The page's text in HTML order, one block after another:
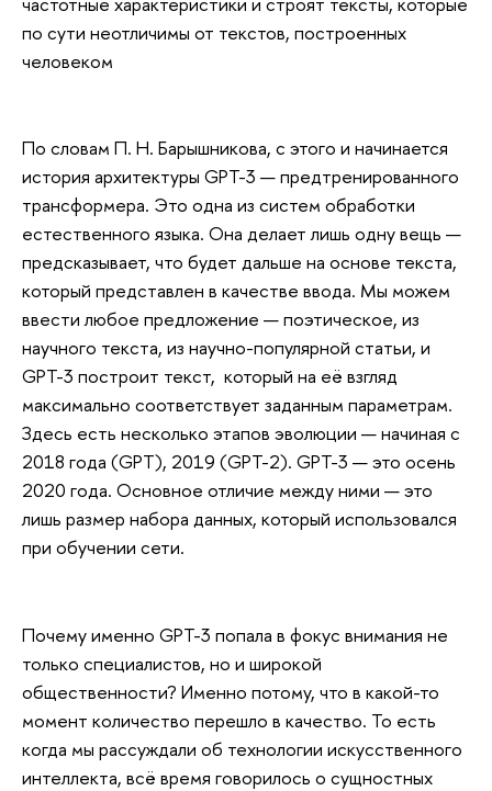
по сути неотличимы от текстов, построенных
человеком
По словам П. Н. Барышникова, с этого и начинается
история архитектуры GPT-3 — предтренированного
трансформера. Это одна из систем обработки
естественного языка. Она делает лишь одну вещь —
предсказывает, что будет дальше на основе текста,
который представлен в качестве ввода. Мы можем
ввести любое предложение — поэтическое, из
научного текста, из научно-популярной статьи, и
GPT-3 построит текст, который на её взгляд
максимально соответствует заданным параметрам.
Здесь есть несколько этапов эволюции — начиная с
2018 года (GPT), 2019 (GPT-2). GPT-3 — это осень
2020 года. Основное отличие между ними — это
лишь размер набора данных, который использовался
при обучении сети.
Почему именно GPT-3 попала в фокус внимания не
только специалистов, но и широкой
общественности? Именно потому, что в какой-то
момент количество перешло в качество. То есть
когда мы рассуждали об технологии искусственного
интеллекта, всё время говорилось о сущностных